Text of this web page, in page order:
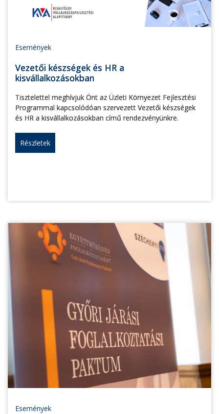
Események
Vezetői készségek és HR a
kisvállalkozásokban
Tisztelettel meghívjuk Önt az Üzleti Környezet Fejlesztési
Programmal kapcsolódóan szervezett Vezetői készségek
és HR a kisvállalkozásokban című rendezvényünkre.
Részletek
Események